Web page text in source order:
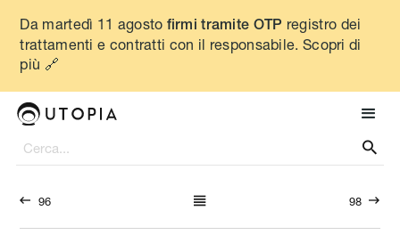
Da martedì 11 agosto firmi tramite OTP registro dei
trattamenti e contratti con il responsabile. Scopri di
più 🔗

 96  98 